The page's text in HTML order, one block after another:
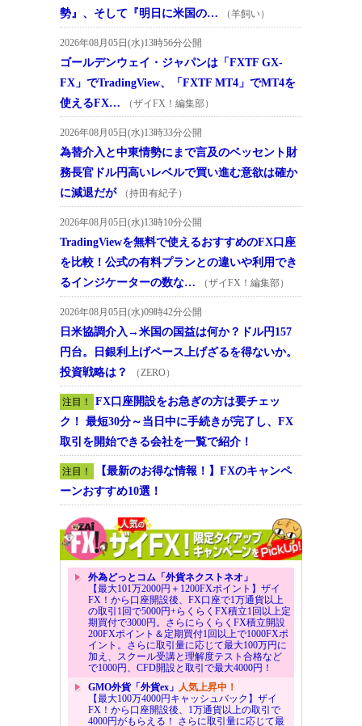
勢』、そして『明日に米国の…
（羊飼い）
2026年08月05日(水)13時56分公開
ゴールデンウェイ・ジャパンは「FXTF GX-
FX」でTradingView、「FXTF MT4」でMT4を
使えるFX…
（ザイFX！編集部）
2026年08月05日(水)13時33分公開
為替介入と中東情勢にまで言及のベッセント財
務長官ドル円高いレベルで買い進む意欲は確か
に減退だが
（持田有紀子）
2026年08月05日(水)13時10分公開
TradingViewを無料で使えるおすすめのFX口座
を比較！公式の有料プランとの違いや利用でき
るインジケーターの数な…
（ザイFX！編集部）
2026年08月05日(水)09時42分公開
日米協調介入→米国の国益は何か？ドル円157
円台。日銀利上げペース上げざるを得ないか。
投資戦略は？
（ZERO）
注目！
FX口座開設をお急ぎの方は要チェッ
ク！ 最短30分～当日中に手続きが完了し、FX
取引を開始できる会社を一覧で紹介！
注目！
【最新のお得な情報！】FXのキャンペ
ーンおすすめ10選！
外為どっとコム「外貨ネクストネオ」
【最大101万2000円＋1200FXポイント】ザイ
FX！から口座開設後、FX口座で1万通貨以上
の取引1回で5000円+らくらくFX積立1回以上定
期買付で3000円。さらにらくらくFX積立開設
200FXポイント＆定期買付1回以上で1000FXポ
イント。さらに取引量に応じて最大100万円に
加え、スクール受講と理解度テスト合格など
で1000円、CFD開設と取引で最大4000円！
GMO外貨「外貨ex」 人気上昇中！
【最大100万4000円キャッシュバック】ザイ
FX！から口座開設後、1万通貨以上の取引で
4000円がもらえる！ さらに取引量に応じて最